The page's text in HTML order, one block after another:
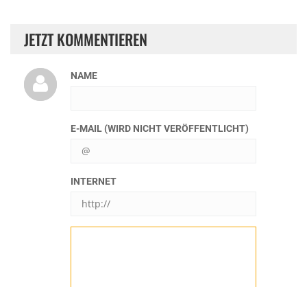
JETZT KOMMENTIEREN
NAME
E-MAIL (WIRD NICHT VERÖFFENTLICHT)
INTERNET